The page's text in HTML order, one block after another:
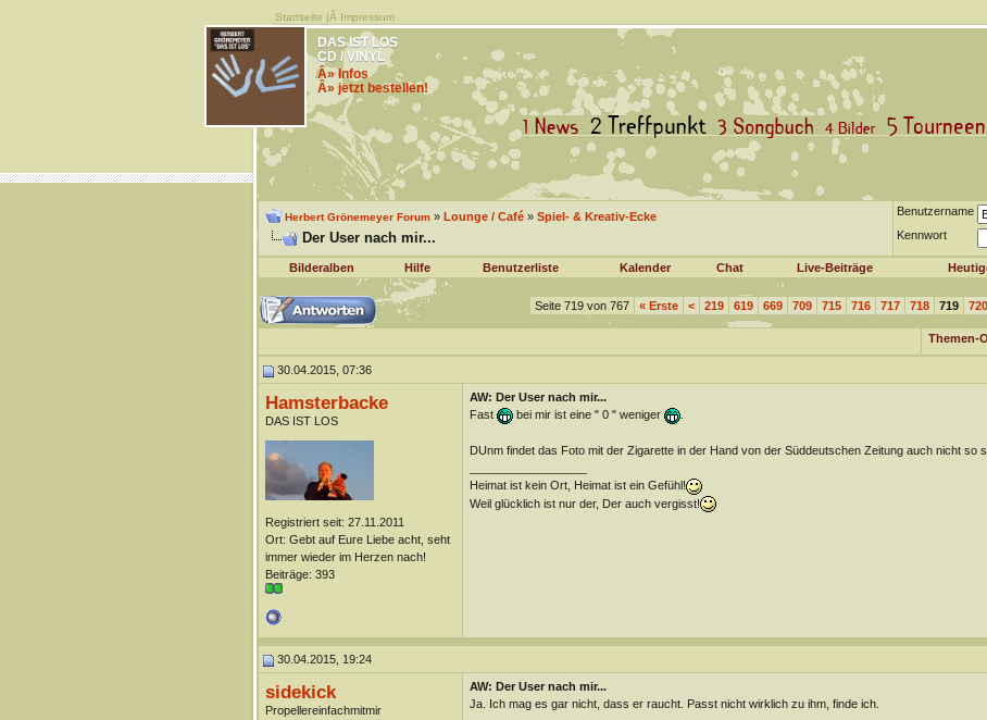
Startseite |Â Impressum
DAS IST LOS
CD / VINYL
Â» Infos
Â» jetzt bestellen!
Herbert Grönemeyer Forum» Lounge / Café» Spiel- & Kreativ-Ecke
Der User nach mir...
Benutzername
Kennwort
Bilderalben Hilfe Benutzerliste Kalender Chat Live-Beiträge
Seite 719 von 767 «Erste < 219 619 669 709 715 716 717 718 719 720
Themen-
30.04.2015, 07:36
Hamsterbacke
DAS IST LOS
Registriert seit: 27.11.2011
Ort: Gebt auf Eure Liebe acht, seht
immer wieder im Herzen nach!
Beiträge: 393
AW: Der User nach mir...
Fast
bei mir ist eine " 0 " weniger .
DUnm findet das Foto mit der Zigarette in der Hand von der Süddeutschen Zeitung auch nicht so
Heimat ist kein Ort, Heimat ist ein Gefühl!
Weil glücklich ist nur der, Der auch vergisst!
30.04.2015, 19:24
sidekick
Propellereinfachmitmir
AW: Der User nach mir...
Ja. Ich mag es gar nicht, dass er raucht. Passt nicht wirklich zu ihm, finde ich.